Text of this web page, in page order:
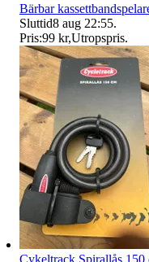
Bärbar
Sluttid8 aug 22:55.
Pris:99 kr,Utropspris.
Cykeltrack Spirallås 150